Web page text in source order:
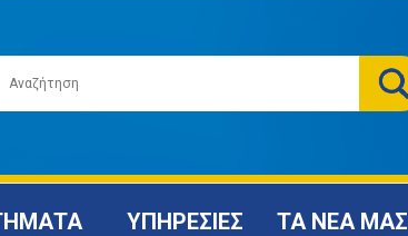
ΥΠΗΡΕΣΙΕΣ ΤΑ ΝΕΑ ΜΑΣ